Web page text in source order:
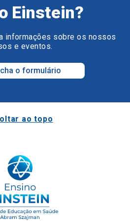
Einstein?
informações sobre os nossos
e eventos.
o formulário
ao topo